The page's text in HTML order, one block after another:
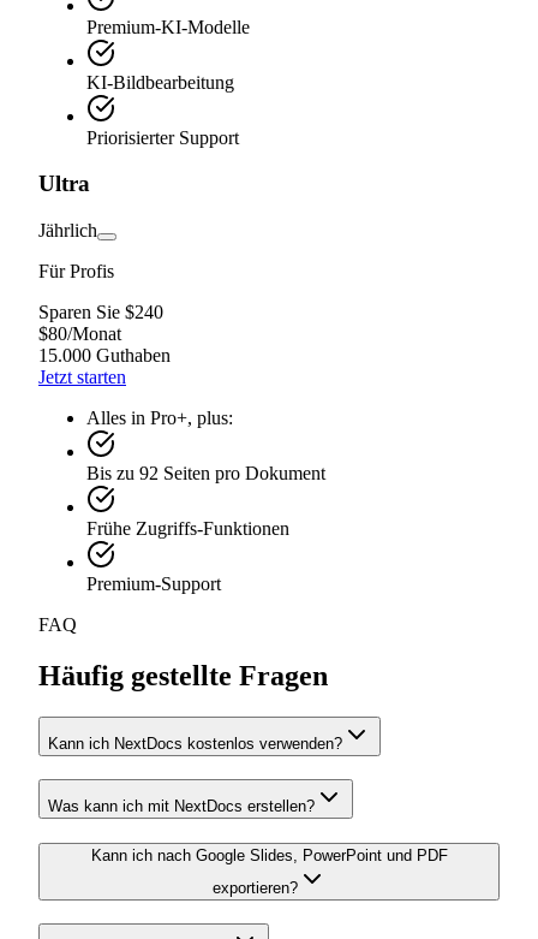
Premium-KI-Modelle
KI-Bildbearbeitung
Priorisierter Support
Ultra
Jährlich
Für Profis
Sparen Sie $240
$80/Monat
15.000 Guthaben
Jetzt starten
Alles in Pro+, plus:
Bis zu 92 Seiten pro Dokument
Frühe Zugriffs-Funktionen
Premium-Support
FAQ
Häufig gestellte Fragen
Kann ich NextDocs kostenlos verwenden?
Was kann ich mit NextDocs erstellen?
Kann ich nach Google Slides, PowerPoint und PDF
exportieren?